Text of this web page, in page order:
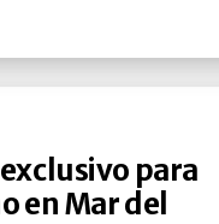
para
en Mar del